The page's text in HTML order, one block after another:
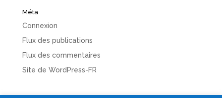
Méta
Connexion
Flux des publications
Flux des commentaires
Site de WordPress-FR